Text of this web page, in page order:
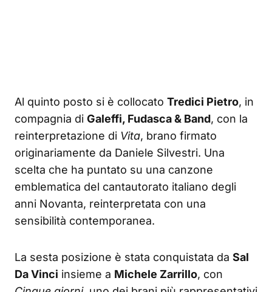
Al quinto posto si è collocato Tredici Pietro, in
compagnia di Galeffi, Fudasca & Band, con la
reinterpretazione di Vita, brano firmato
originariamente da Daniele Silvestri. Una
scelta che ha puntato su una canzone
emblematica del cantautorato italiano degli
anni Novanta, reinterpretata con una
sensibilità contemporanea.
La sesta posizione è stata conquistata da Sal
Da Vinci insieme a Michele Zarrillo, con